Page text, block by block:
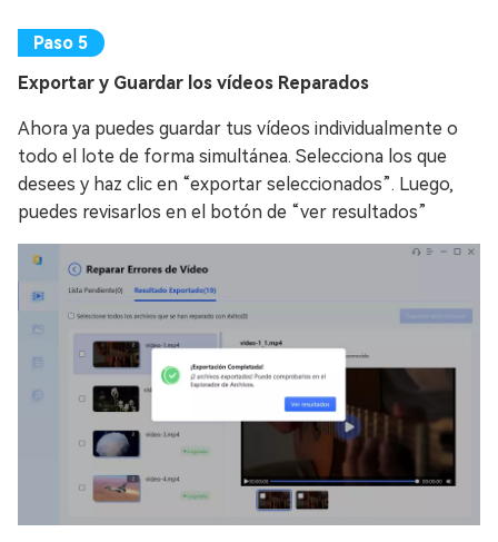
Exportar y Guardar los vídeos Reparados
Ahora ya puedes guardar tus vídeos individualmente o
todo el lote de forma simultánea. Selecciona los que
desees y haz clic en “exportar seleccionados”. Luego,
puedes revisarlos en el botón de “ver resultados”